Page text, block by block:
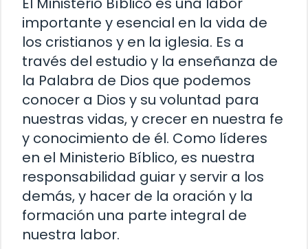
importante y esencial en la vida de
los cristianos y en la iglesia. Es a
través del estudio y la enseñanza de
la Palabra de Dios que podemos
conocer a Dios y su voluntad para
nuestras vidas, y crecer en nuestra fe
y conocimiento de él. Como líderes
en el Ministerio Bíblico, es nuestra
responsabilidad guiar y servir a los
demás, y hacer de la oración y la
formación una parte integral de
nuestra labor.